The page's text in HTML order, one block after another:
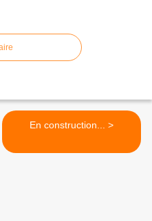
En construction... >